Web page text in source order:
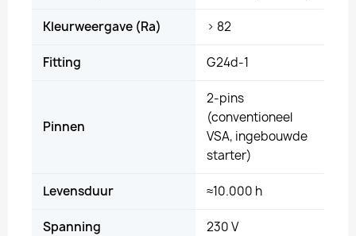
Kleurweergave (Ra) > 82
Fitting G24d-1
Pinnen
2-pins
(conventioneel
VSA, ingebouwde
starter)
Levensduur ≈10.000 h
Spanning 230 V